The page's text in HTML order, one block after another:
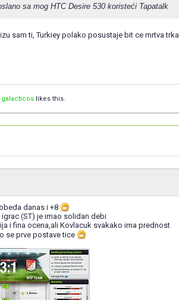
sa mog HTC Desire 530 koristeći Tapatalk
sam ti, Turkiey polako posustaje bit ce mrtva trka
galacticos likes this.
danas i +8
igrac (ST) je imao solidan debi
i fina ocena,ali Kovlacuk svakako ima prednost
se prve postave tice